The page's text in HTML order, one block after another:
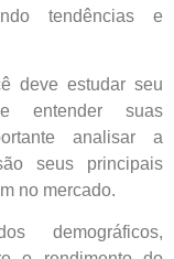
tendências e
deve estudar seu
entender suas
analisar a
seus principais
no mercado.
demográficos,